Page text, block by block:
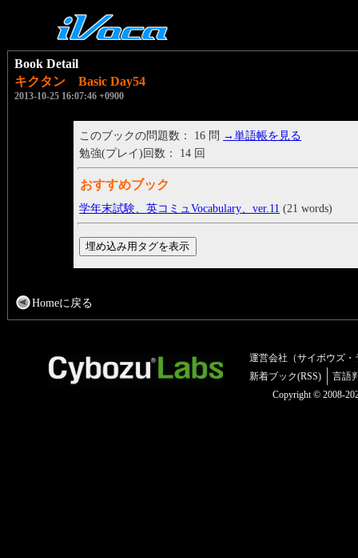
Book Detail
キクタン Basic Day54
2013-10-25 16:07:46 +0900
このブックの問題数： 16 問 →単語帳を見る
勉強(プレイ)回数： 14 回
おすすめブック
学年末試験、英コミュVocabulary、ver.11 (21 words)
Homeに戻る
運営会社（サイボウズ・
新着ブック(RSS)
言語
Copyright © 2008-